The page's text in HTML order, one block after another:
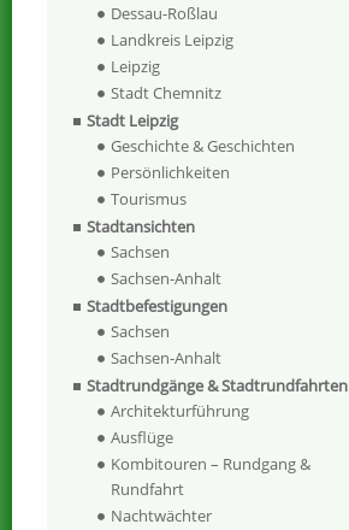
Dessau-Roßlau
Landkreis Leipzig
Leipzig
Stadt Chemnitz
Stadt Leipzig
Geschichte & Geschichten
Persönlichkeiten
Tourismus
Stadtansichten
Sachsen
Sachsen-Anhalt
Stadtbefestigungen
Sachsen
Sachsen-Anhalt
Stadtrundgänge & Stadtrundfahrten
Architekturführung
Ausflüge
Kombitouren – Rundgang &
Rundfahrt
Nachtwächter